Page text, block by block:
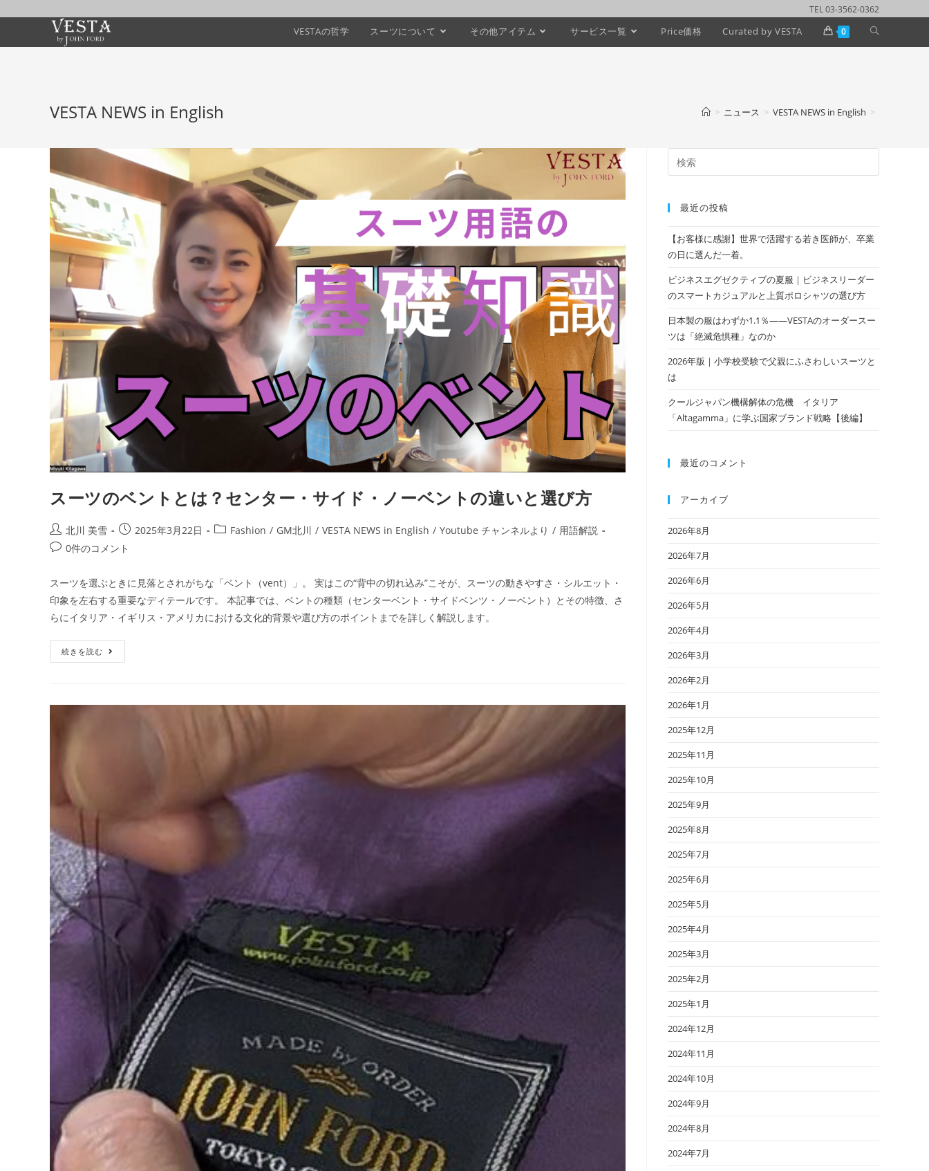
TEL 03-3562-0362
VESTAの哲学 スーツについて その他アイテム サービス一覧 Price価格 Curated by VESTA 0
VESTA NEWS in English > ニュース > VESTA NEWS in English >
スーツのベントとは？センター・サイド・ノーベントの違いと選び方
北川 美雪 2025年3月22日 Fashion / GM北川 / VESTA NEWS in English / Youtube チャンネルより / 用語解説
0件のコメント
スーツを選ぶときに見落とされがちな「ベント（vent）」。 実はこの“背中の切れ込み”こそが、スーツの動きやすさ・シルエット・
印象を左右する重要なディテールです。 本記事では、ベントの種類（センターベント・サイドベンツ・ノーベント）とその特徴、さ
らにイタリア・イギリス・アメリカにおける文化的背景や選び方のポイントまでを詳しく解説します。
続きを読む
最近の投稿
【お客様に感謝】世界で活躍する若き医師が、卒業
の日に選んだ一着。
ビジネスエグゼクティブの夏服｜ビジネスリーダー
のスマートカジュアルと上質ポロシャツの選び方
日本製の服はわずか1.1％——VESTAのオーダースー
ツは「絶滅危惧種」なのか
2026年版｜小学校受験で父親にふさわしいスーツと
は
クールジャパン機構解体の危機 イタリア
「Altagamma」に学ぶ国家ブランド戦略【後編】
最近のコメント
アーカイブ
2026年8月
2026年7月
2026年6月
2026年5月
2026年4月
2026年3月
2026年2月
2026年1月
2025年12月
2025年11月
2025年10月
2025年9月
2025年8月
2025年7月
2025年6月
2025年5月
2025年4月
2025年3月
2025年2月
2025年1月
2024年12月
2024年11月
2024年10月
2024年9月
2024年8月
2024年7月